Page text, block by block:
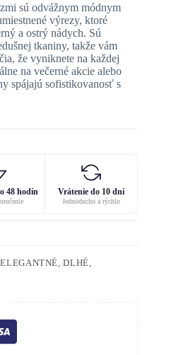
sú odvážnym módnym
výrezy, ktoré
a ostrý nádych. Sú
tkaniny, takže vám
že vyniknete na každej
na večerné akcie alebo
spájajú sofistikovanosť s
48 hodín Vrátenie do 10 dní
Jednoducho a rýchlo
DLHÉ,